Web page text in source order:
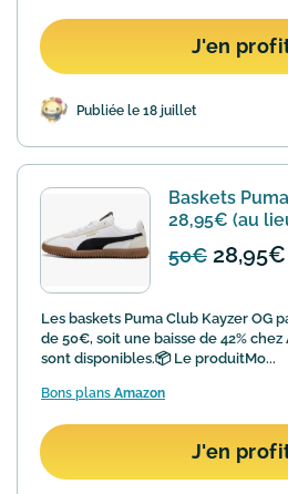
J'en
Publiée le 18 juillet
Baskets
28,95€ (au
50€ 28,95€
Les baskets Puma Club Kayzer OG
de 50€, soit une baisse de 42%
sont disponibles.📦 Le produitMo...
Bons plans Amazon
J'en